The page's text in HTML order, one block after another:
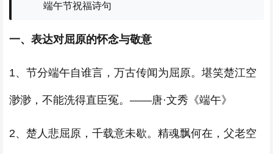
端午节祝福诗句
一、表达对屈原的怀念与敬意
1、节分端午自谁言，万古传闻为屈原。堪笑楚江空
渺渺，不能洗得直臣冤。——唐·文秀《端午》
2、楚人悲屈原，千载意未歇。精魂飘何在，父老空